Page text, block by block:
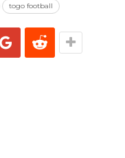
togo football